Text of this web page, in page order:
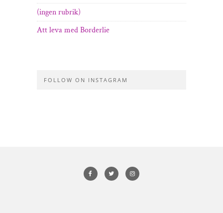
(ingen rubrik)
Att leva med Borderlie
FOLLOW ON INSTAGRAM